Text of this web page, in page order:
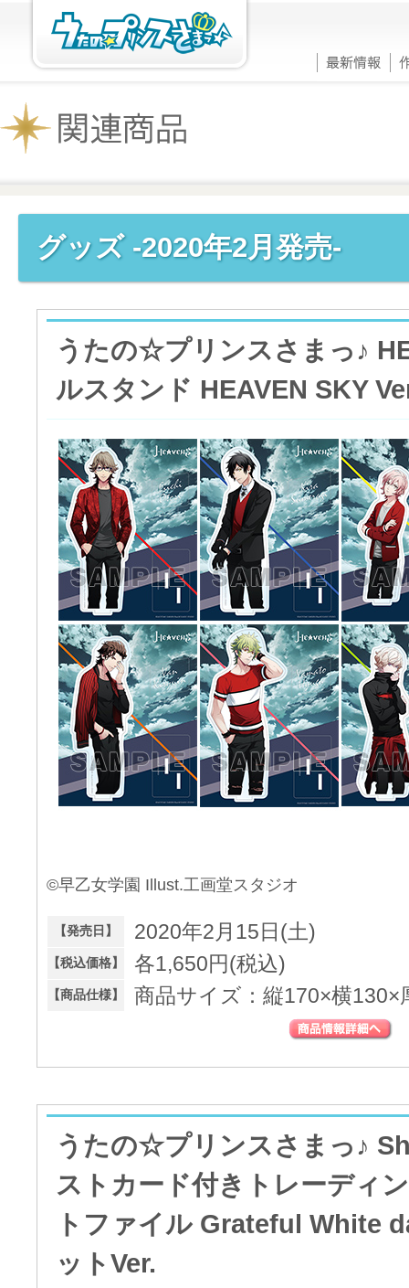
グッズ -2020年2月発売-
うたの☆プリンスさまっ♪
ルスタンド HEAVEN SKY
©早乙女学園 Illust.工画堂スタジオ
【発売日】 2020年2月15日(土)
【税込価格】 各1,650円(税込)
【商品仕様】 商品サイズ：縦170×横130×
うたの☆プリンスさまっ♪
ストカード付きトレーディ
トファイル Grateful White
ットVer.